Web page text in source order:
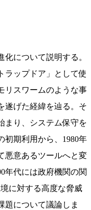
について説明する。
ラップドア」として使
リスワームのような事
遂げた経緯を辿る。そ
まり、システム保守を
初期利用から、1980年
悪意あるツールへと変
年代には政府機関の関
に対する高度な脅威
題について議論しま